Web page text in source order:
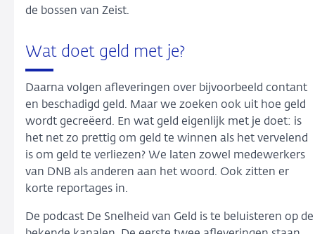
de bossen van Zeist.
Wat doet geld met je?
Daarna volgen afleveringen over bijvoorbeeld contant
en beschadigd geld. Maar we zoeken ook uit hoe geld
wordt gecreëerd. En wat geld eigenlijk met je doet: is
het net zo prettig om geld te winnen als het vervelend
is om geld te verliezen? We laten zowel medewerkers
van DNB als anderen aan het woord. Ook zitten er
korte reportages in.
De podcast De Snelheid van Geld is te beluisteren op de